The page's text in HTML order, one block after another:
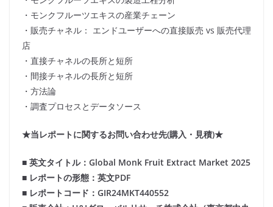
・モンクフルーツエキスの産業チェーン
・販売チャネル： エンドユーザーへの直接販売 vs 販売代理
店
・直接チャネルの長所と短所
・間接チャネルの長所と短所
・方法論
・調査プロセスとデータソース
★当レポートに関するお問い合わせ先(購入・見積)★
■ 英文タイトル：Global Monk Fruit Extract Market 2025
■ レポートの形態：英文PDF
■ レポートコード：GIR24MKT440552